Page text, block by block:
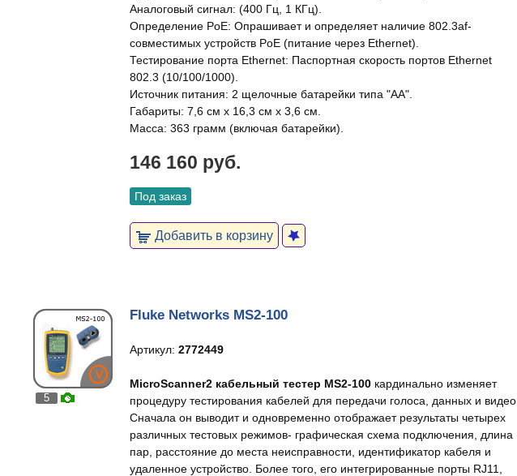
Аналоговый сигнал: (400 Гц, 1 КГц).
Определение PoE: Опрашивает и определяет наличие 802.3af-
совместимых устройств PoE (питание через Ethernet).
Тестирование порта Ethernet: Паспортная скорость портов Ethernet
802.3 (10/100/1000).
Источник питания: 2 щелочные батарейки типа "АА".
Габариты: 7,6 см x 16,3 см x 3,6 см.
Масса: 363 грамм (включая батарейки).
146 160 руб.
Под заказ
Добавить в корзину
5
Fluke Networks MS2-100
Артикул:2772449
MicroScanner2 кабельный тестер MS2-100 кардинально изменяет
процедуру тестирования кабелей для передачи голоса, данных и видео.
Сначала он выводит и одновременно отображает результаты четырех
различных тестовых режимов- графическая схема подключения, длина
пар, расстояние до места неисправности, идентификатор кабеля и
удаленное устройство. Более того, его интегрированные порты RJ11,